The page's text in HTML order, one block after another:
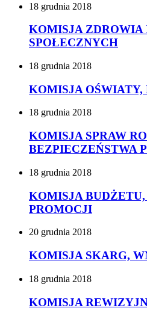
18 grudnia 2018
KOMISJA ZDROWIA
SPOŁECZNYCH
18 grudnia 2018
KOMISJA OŚWIATY,
18 grudnia 2018
KOMISJA SPRAW
BEZPIECZEŃSTWA
18 grudnia 2018
KOMISJA
PROMOCJI
20 grudnia 2018
KOMISJA SKARG,
18 grudnia 2018
KOMISJA